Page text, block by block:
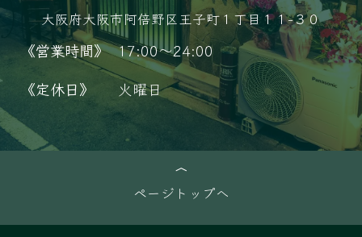
大阪府大阪市阿倍野区王子町１丁目１１−３０
《営業時間》 17:00～24:00
《定休日》
火曜日
ページトップへ